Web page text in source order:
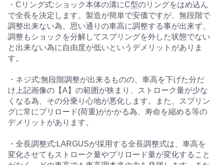
・Cリング式:ショック本体の溝にC型のリングをはめ込ん
で全長を決定します。製造が簡単で安価ですが、無段階で
調整出来ない為、思い通りの車高に調整する事が出来ず、
調整もショックを分解してスプリングを外した状態でない
と出来ない為に自由度が低いというデメリットがありま
す。
・ネジ式:無段階調整が出来るものの、車高を下げた分だ
け上記画像の【A】の範囲が狭まり、ストローク量が少な
くなる為、その分乗り心地が悪化します。また、スプリン
グに常にプリロード(荷重)がかかる為、寿命を縮める等の
デメリットがあります。
・全長調整式:LARGUSが採用する全長調整式は、車高を
変化させてもストローク量やプリロード量が変化すること